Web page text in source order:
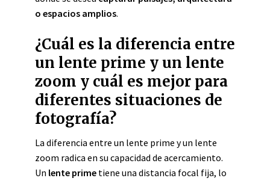
o espacios amplios.
¿Cuál es la diferencia entre
un lente prime y un lente
zoom y cuál es mejor para
diferentes situaciones de
fotografía?
La diferencia entre un lente prime y un lente
zoom radica en su capacidad de acercamiento.
Un lente prime tiene una distancia focal fija, lo